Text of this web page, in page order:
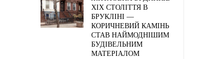
ХІХ СТОЛІТТЯ В
БРУКЛІНІ —
КОРИЧНЕВИЙ КАМІНЬ
СТАВ НАЙМОДНІШИМ
БУДІВЕЛЬНИМ
МАТЕРІАЛОМ